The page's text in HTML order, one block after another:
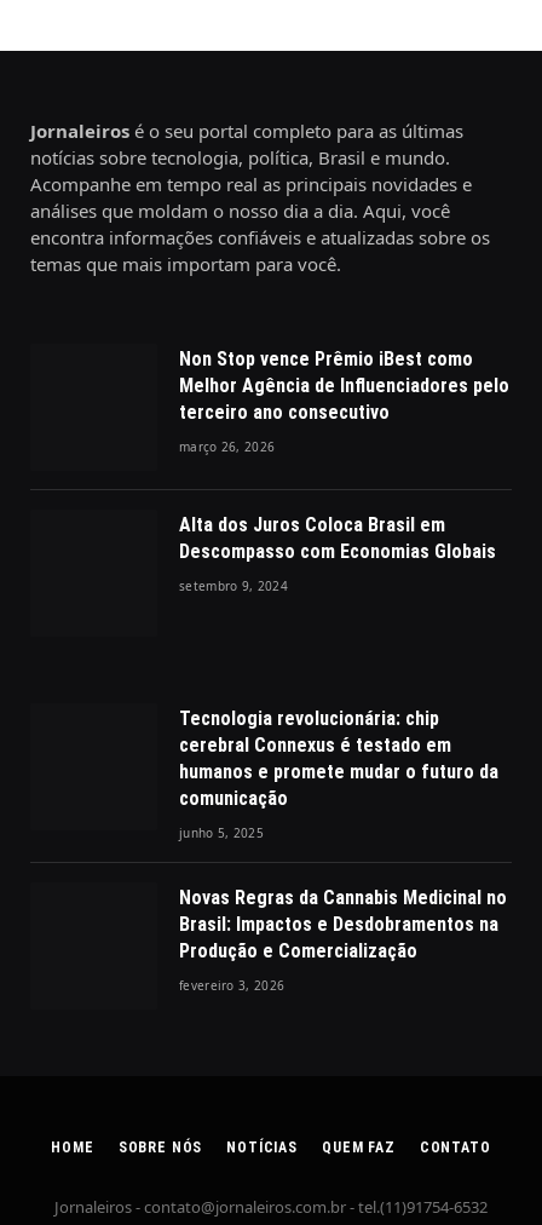
Jornaleiros é o seu portal completo para as últimas
notícias sobre tecnologia, política, Brasil e mundo.
Acompanhe em tempo real as principais novidades e
análises que moldam o nosso dia a dia. Aqui, você
encontra informações confiáveis e atualizadas sobre os
temas que mais importam para você.
Non Stop vence Prêmio iBest como
Melhor Agência de Influenciadores pelo
terceiro ano consecutivo
março 26, 2026
Alta dos Juros Coloca Brasil em
Descompasso com Economias Globais
setembro 9, 2024
Tecnologia revolucionária: chip
cerebral Connexus é testado em
humanos e promete mudar o futuro da
comunicação
junho 5, 2025
Novas Regras da Cannabis Medicinal no
Brasil: Impactos e Desdobramentos na
Produção e Comercialização
fevereiro 3, 2026
HOME SOBRE NÓS NOTÍCIAS QUEM FAZ CONTATO
Jornaleiros -contato@jornaleiros.com.br- tel.(11)91754-6532